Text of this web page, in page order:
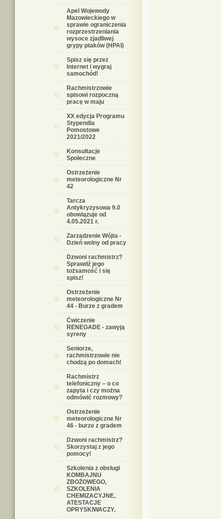
Apel Wojewody
Mazowieckiego w
sprawie ograniczenia
rozprzestrzeniania
wysoce zjadliwej
grypy ptaków (HPAI)
Spisz się przez
Internet i wygraj
samochód!
Rachmistrzowie
spisowi rozpoczną
pracę w maju
XX edycja Programu
Stypendia
Pomostowe
2021/2022
Konsultacje
Społeczne
Ostrzeżenie
meteorologiczne Nr
42
Tarcza
Antykryzysowa 9.0
obowiązuje od
4.05.2021 r.
Zarządzenie Wójta -
Dzień wolny od pracy
Dzwoni rachmistrz?
Sprawdź jego
tożsamość i się
spisz!
Ostrzeżenie
meteorologiczne Nr
44 - Burze z gradem
Ćwiczenie
RENEGADE - zawyją
syreny
Seniorze,
rachmistrzowie nie
chodzą po domach!
Rachmistrz
telefoniczny – o co
zapyta i czy można
odmówić rozmowy?
Ostrzeżenie
meteorologiczne Nr
46 - burze z gradem
Dzwoni rachmistrz?
Skorzystaj z jego
pomocy!
Szkolenia z obsługi
KOMBAJNU
ZBOŻOWEGO,
SZKOLENIA
CHEMIZACYJNE,
ATESTACJE
OPRYSKIWACZY.